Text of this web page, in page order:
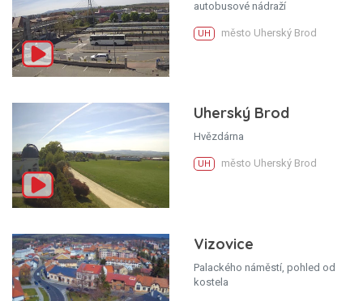
autobusové nádraží
UH město Uherský Brod
Uherský Brod
Hvězdárna
UH město Uherský Brod
Vizovice
Palackého náměstí, pohled od
kostela